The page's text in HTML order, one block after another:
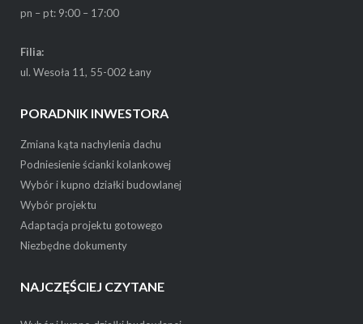
pn – pt: 9:00 – 17:00
Filia:
ul. Wesoła 11, 55-002 Łany
PORADNIK INWESTORA
Zmiana kąta nachylenia dachu
Podniesienie ścianki kolankowej
Wybór i kupno działki budowlanej
Wybór projektu
Adaptacja projektu gotowego
Niezbędne dokumenty
NAJCZĘŚCIEJ CZYTANE